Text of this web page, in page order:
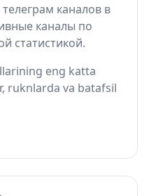
каналов в
каналы по
статистикой.
eng katta
ruknlarda va batafsil